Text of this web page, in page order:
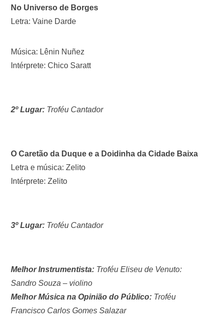
No Universo de Borges
Letra: Vaine Darde
Música: Lênin Nuñez
Intérprete: Chico Saratt
2º Lugar: Troféu Cantador
O Caretão da Duque e a Doidinha da Cidade Baixa
Letra e música: Zelito
Intérprete: Zelito
3º Lugar: Troféu Cantador
Melhor Instrumentista: Troféu Eliseu de Venuto:
Sandro Souza – violino
Melhor Música na Opinião do Público: Troféu
Francisco Carlos Gomes Salazar